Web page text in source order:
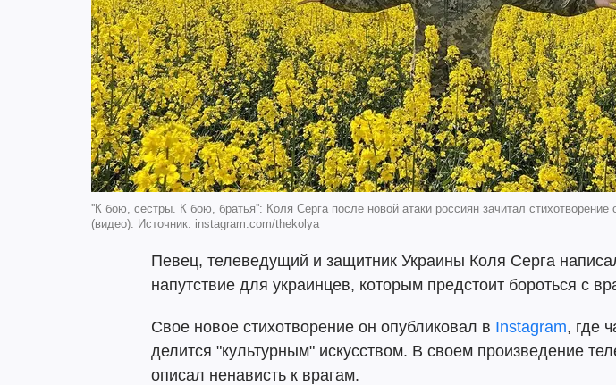
''К бою, сестры. К бою, братья'': Коля Серга после новой атаки россиян зачитал стихотворение
(видео). Источник: instagram.com/thekolya
Певец, телеведущий и защитник Украины Коля Серга
напутствие для украинцев, которым предстоит бороться с
Свое новое стихотворение он опубликовал в Instagram, где
делится "культурным" искусством. В своем произведение
описал ненависть к врагам.